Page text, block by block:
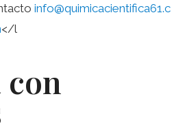
info@quimicacientifica61.c
</l
con